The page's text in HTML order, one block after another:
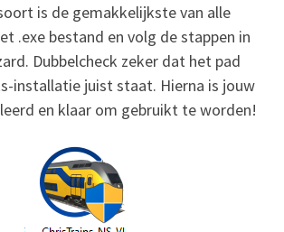
is de gemakkelijkste van alle
.exe bestand en volg de stappen in
Dubbelcheck zeker dat het pad
installatie juist staat. Hierna is jouw
en klaar om gebruikt te worden!